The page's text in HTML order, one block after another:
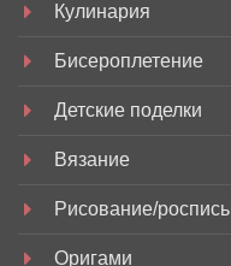
Кулинария
Бисероплетение
Детские поделки
Вязание
Рисование/роспись
Оригами